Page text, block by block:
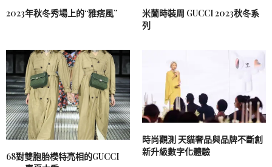
2023年秋冬秀場上的“雅痞風”
米蘭時裝周 GUCCI 2023秋冬系
列
68對雙胞胎模特亮相的GUCCI
時尚觀測 天貓奢品與品牌不斷創
新升級數字化體驗